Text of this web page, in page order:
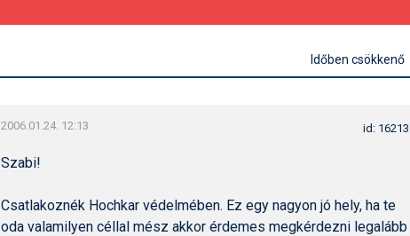
Időben csökkenő
2006.01.24. 12:13 id: 16213
Szabi!
Csatlakoznék Hochkar védelmében. Ez egy nagyon jó hely, ha te
oda valamilyen céllal mész akkor érdemes megkérdezni legalább